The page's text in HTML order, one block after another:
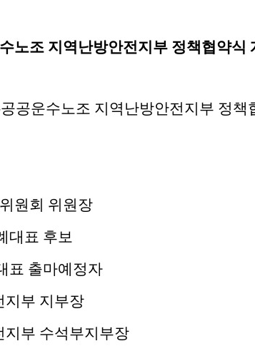
노조 지역난방안전지부 정책협약식
공운수노조 지역난방안전지부 정책
원회 위원장
표 후보
표 출마예정자
지부 지부장
지부 수석부지부장